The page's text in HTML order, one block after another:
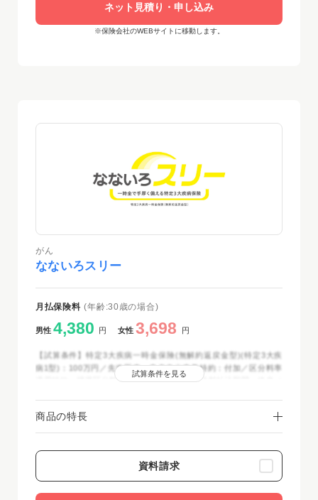
ネット見積り・申し込み
※保険会社のWEBサイトに移動します。
がん
なないろスリー
月払保険料 (年齢:30歳の場合)
男性 4,380 円 女性 3,698 円
【試算条件】特定3大疾病一時金保険(無解約返戻金型)(特定3大疾
病1型)：100万円／先進医療・患者申出療養特約：付加／区分料率
適用特約：標準区分料率適用／保険期間・保険料払込期間：終身／
試算条件を見る
商品の特長
資料請求